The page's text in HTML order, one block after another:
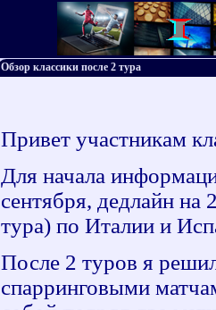
Обзор классики после 2 тура
Привет участникам
Для начала
сентября, дедлайн
тура) по Италии и
После 2 туров я
спарринговыми